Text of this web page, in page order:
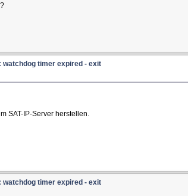
watchdog timer expired - exit
SAT-IP-Server herstellen.
timer expired - exit